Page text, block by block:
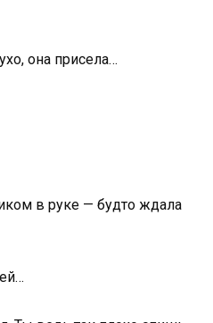
она присела…
в руке — будто ждала